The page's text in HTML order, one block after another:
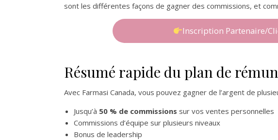
sont les différentes façons de gagner des commissions, et
Inscription Partenaire/
Résumé rapide du plan de
Avec Farmasi Canada, vous pouvez gagner de l’argent de
Jusqu’à 50 % de commissions sur vos ventes personnelles
Commissions d’équipe sur plusieurs niveaux
Bonus de leadership